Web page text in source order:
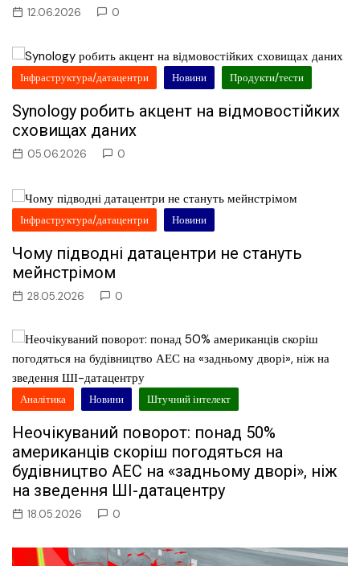
12.06.2026 0
Інфраструктура/датацентри Новини Продукти/тести
Synology робить акцент на відмовостійких
сховищах даних
05.06.2026 0
Інфраструктура/датацентри Новини
Чому підводні датацентри не стануть
мейнстрімом
28.05.2026 0
Аналітика Новини Штучний інтелект
Неочікуваний поворот: понад 50%
американців скоріш погодяться на
будівництво АЕС на «задньому дворі», ніж
на зведення ШІ-датацентру
18.05.2026 0